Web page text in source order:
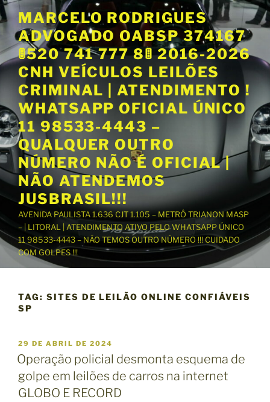
P
u
a
r
r
a
o
c
o
n
t
ú
d
MARCELO RODRIGUES
ADVOGADO OABSP 374167
🚦520 741 777 8🚦 2016-2026
CNH VEÍCULOS LEILÕES
CRIMINAL | ATENDIMENTO !
WHATSAPP OFICIAL ÚNICO
11 98533-4443 –
QUALQUER OUTRO
NÚMERO NÃO É OFICIAL |
NÃO ATENDEMOS
JUSBRASIL!!!
AVENIDA PAULISTA 1.636 CJT 1.105 – METRÔ TRIANON MASP
– | LITORAL | ATENDIMENTO ATIVO PELO WHATSAPP ÚNICO
11 98533-4443 – NÃO TEMOS OUTRO NÚMERO !!! CUIDADO
COM GOLPES !!!
TAG: SITES DE LEILÃO ONLINE CONFIÁVEIS
SP
P
U
B
L
I
C
29 DE ABRIL DE 2024
Operação policial desmonta esquema de
golpe em leilões de carros na internet
GLOBO E RECORD